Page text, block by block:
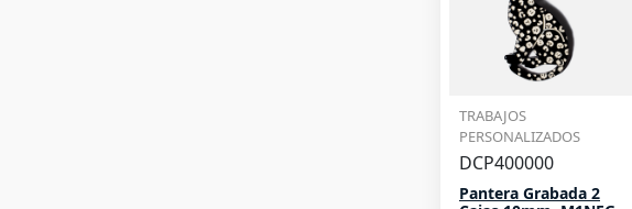
TRABAJOS
PERSONALIZADOS
DCP400000
Pantera Grabada 2